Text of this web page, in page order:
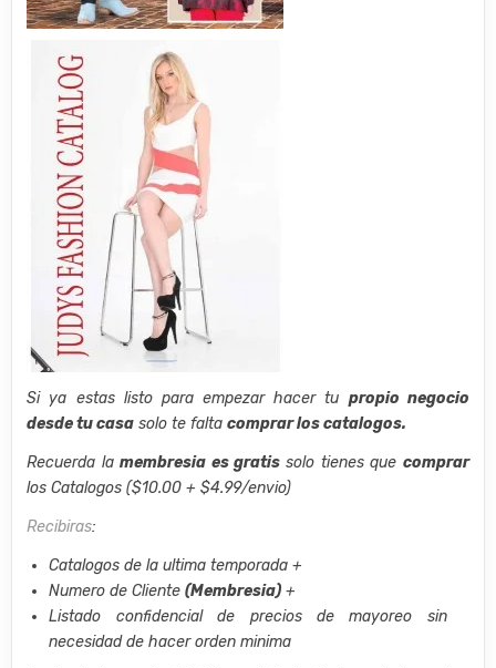
Si ya estas listo para empezar hacer tu propio negocio
desde tu casa solo te faltacomprar los catalogos.
Recuerda lamembresia es gratis solo tienes que comprar
los Catalogos ($10.00 + $4.99/envio)
Recibiras:
Catalogos de la ultima temporada +
Numero de Cliente(Membresia) +
Listado confidencial de precios de mayoreo sin
necesidad de hacer orden minima